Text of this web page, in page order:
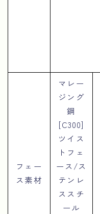
フェー
ス素材
マレー
ジング
鋼
[C300]
ツイス
トフェ
ース/ス
テンレ
ススチ
ール